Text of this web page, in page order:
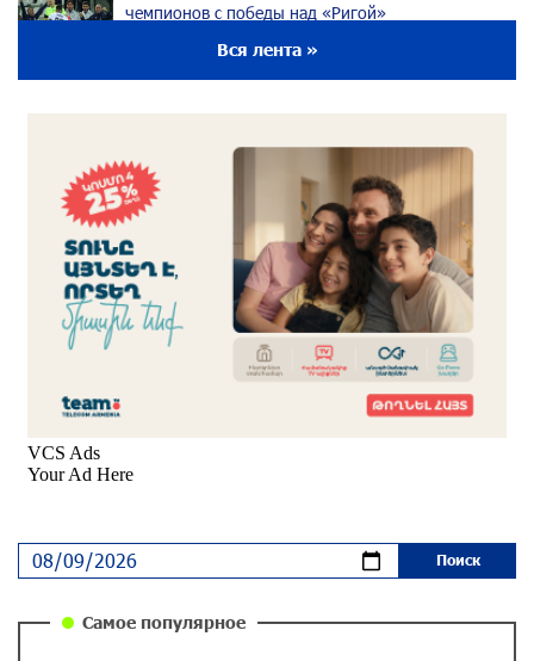
чемпионов с победы над «Ригой»
около одного месяца назад
Аравийским морем
около одного месяца назад
Вопрос об аресте Чалабяна дошел до
Европейского парламента: «Паст»
около одного месяца назад
и чего на самом деле ожидает общество?
парламентского бойкота оппозиции - пустая
повестка дня? «Паст»
Вся лента »
Самое популярное